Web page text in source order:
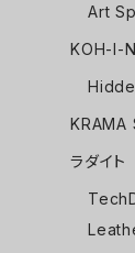
Art
KOH-I-
KRAMA
ラダイト